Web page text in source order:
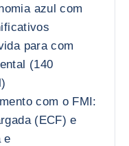
azul com
para com
(140
com o FMI:
(ECF) e
e